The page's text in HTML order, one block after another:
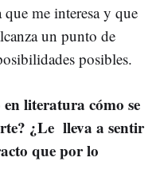
me interesa y que
un punto de
posibles.
en literatura cómo se
¿Le lleva a sentir
que por lo